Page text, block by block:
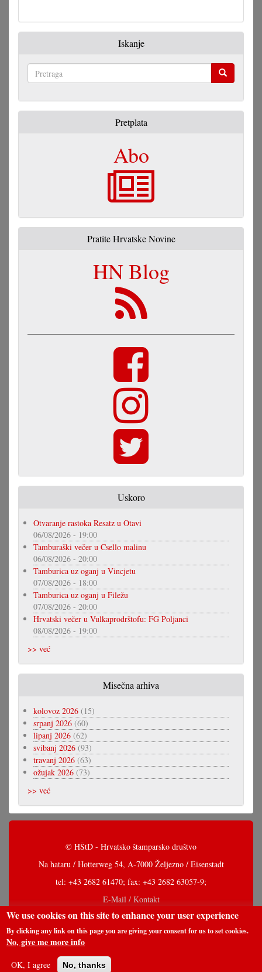
Iskanje
Pretplata
Abo
Pratite Hrvatske Novine
HN Blog
Uskoro
Otvaranje rastoka Resatz u Otavi
06/08/2026 - 19:00
Tamburaški večer u Csello malinu
06/08/2026 - 20:00
Tamburica uz oganj u Vincjetu
07/08/2026 - 18:00
Tamburica uz oganj u Filežu
07/08/2026 - 20:00
Hrvatski večer u Vulkaprodrštofu: FG Poljanci
08/08/2026 - 19:00
>> već
Misečna arhiva
kolovoz 2026 (15)
srpanj 2026 (60)
lipanj 2026 (62)
svibanj 2026 (93)
travanj 2026 (63)
ožujak 2026 (73)
>> već
© HŠtD - Hrvatsko štamparsko društvo
Na hataru / Hotterweg 54, A-7000 Željezno / Eisenstadt
tel: +43 2682 61470; fax: +43 2682 63057-9;
E-Mail / Kontakt
We use cookies on this site to enhance your user experience
By clicking any link on this page you are giving your consent for us to set cookies.
No, give me more info
OK, I agree No, thanks